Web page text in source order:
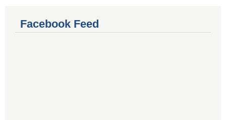
Facebook Feed